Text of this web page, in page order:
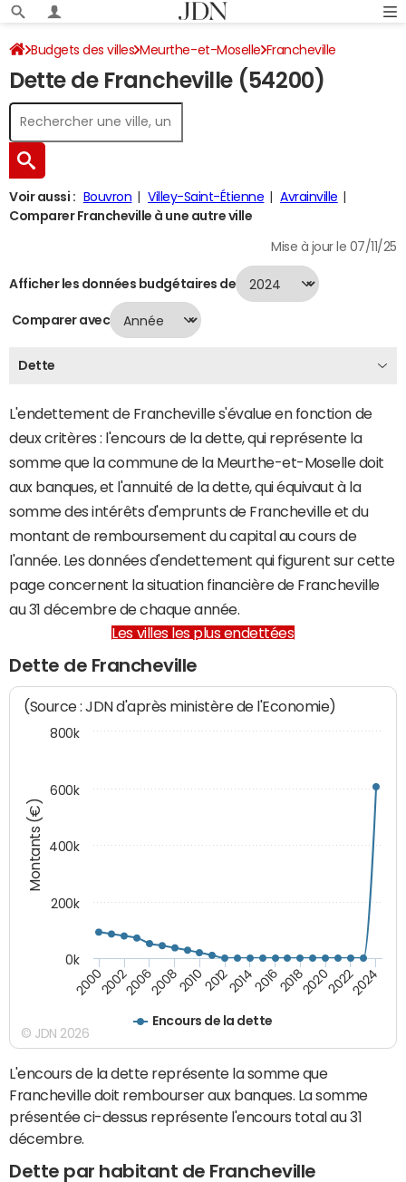
Budgets des villes Meurthe-et-Moselle Francheville
Dette au 31/12/2024
Dette de Francheville (54200)
Voir aussi : Bouvron Villey-Saint-Étienne
Avrainville
Comparer Francheville à une autre ville
Mise à jour le 07/11/25
Afficher les données budgétaires de
Comparer avec
Dette
L'endettement de Francheville s'évalue en fonction de
deux critères : l'encours de la dette, qui représente la
somme que la commune de la Meurthe-et-Moselle doit
aux banques, et l'annuité de la dette, qui équivaut à la
somme des intérêts d'emprunts de Francheville et du
montant de remboursement du capital au cours de
l'année. Les données d'endettement qui figurent sur cette
page concernent la situation financière de Francheville
au 31 décembre de chaque année.
Les villes les plus endettées
Dette de Francheville
Montants (€)
(Source : JDN d'après ministère de l'Economie)
Encours de la dette
200020022006200820102012201420162018202020222024
0k
200k
400k
600k
800k
© JDN 2026
L'encours de la dette représente la somme que
Francheville doit rembourser aux banques. La somme
présentée ci-dessus représente l'encours total au 31
décembre.
Dette par habitant de Francheville